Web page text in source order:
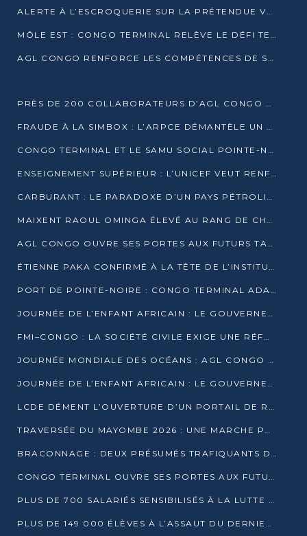
ALERTE À L’ESCROQUERIE SUR LA PRÉTENDUE VENTE DE PARCELLES AFAT
MÔLE EST : CONGO TERMINAL RELÈVE LE DÉFI TECHNIQUE DES SABLES BITUMINEUX
AGL CONGO RENFORCE LES COMPÉTENCES DE SES ÉQUIPES AVEC LA CERTIFICATION CACES® R483
PRÈS DE 200 COLLABORATEURS D’AGL CONGO EN FORMATION JUSQU’EN JUILLET
FRAUDE À LA SIMBOX : L’ARPCE DÉMANTÈLE UN RÉSEAU UTILISANT DES CARTES SIM OUGANDAISES
CONGO TERMINAL ET LE SAMU SOCIAL POINTE-NOIRE RENOUVELLENT LEUR PARTENARIAT EN FAVEUR DES JEUNES VULNÉRABLES
ENSEIGNEMENT SUPÉRIEUR : L’UNICEF VEUT RENFORCER LA RECHERCHE SUR LES QUESTIONS DE L’ENFANCE
CARBURANT : LE PARADOXE D’UN PAYS PÉTROLIER CONFRONTÉ À DES PÉNURIES RÉCURRENTES
MAIXENT RAOUL OMINGA ÉLEVÉ AU RANG DE CHEVALIER DE L’ORDRE DE L’AMITIÉ ENTRE LA RUSSIE ET LE CONGO
AGL CONGO OUVRE SES PORTES AUX FUTURS TALENTS DE LA LOGISTIQUE
ÉTIENNE PAKA CONFIRMÉ À LA TÊTE DE L’INSTITUT GÉOGRAPHIQUE NATIONAL
PORT DE POINTE-NOIRE : CONGO TERMINAL ADAPTE SON DRAGAGE AUX SABLES BITUMINEUX
JOURNÉE DE L’ENFANT AFRICAIN : LE GOUVERNEMENT RÉAFFIRME SON ENGAGEMENT POUR L’ACCÈS À L’EAU ET À L’ASSAINISSEMENT
FMI–CONGO : LA SOCIÉTÉ CIVILE EXIGE UNE RÉFORME DE LA FISCALITÉ PÉTROLIÈRE
JOURNÉE MONDIALE DES OCÉANS : AGL CONGO MOBILISE SES COLLABORATEURS POUR LA PRÉSERVATION DE LA BIODIVERSITÉ MARINE
JOURNÉE DE L’ENFANT AFRICAIN : LE GOUVERNEMENT MOBILISÉ POUR L’HYGIÈNE DANS LES ORPHELINATS
LCDE DÉMENT L’OUVERTURE D’UN PORTAIL DE RECRUTEMENT ET APPELLE À LA VIGILANCE
TRAVERSÉE DU MAYOMBE 2026 : UNE MARCHE POUR SENSIBILISER ET DÉPISTER AU DIABÈTE
BRACONNAGE : DEUX PRÉSUMÉS TRAFIQUANTS D’HIPPOPOTAME ÉCROUÉS À BRAZZAVILLE
CONGO TERMINAL OUVRE SES PORTES AUX FUTURS INGÉNIEURS DE L’UCAC-ICAM
PLUS DE 700 SALARIÉS SENSIBILISÉS À LA LUTTE CONTRE LA TUBERCULOSE À CONGO TERMINAL
PLUS DE 149 000 ÉLÈVES À L’ASSAUT DU DERNIER CEPE